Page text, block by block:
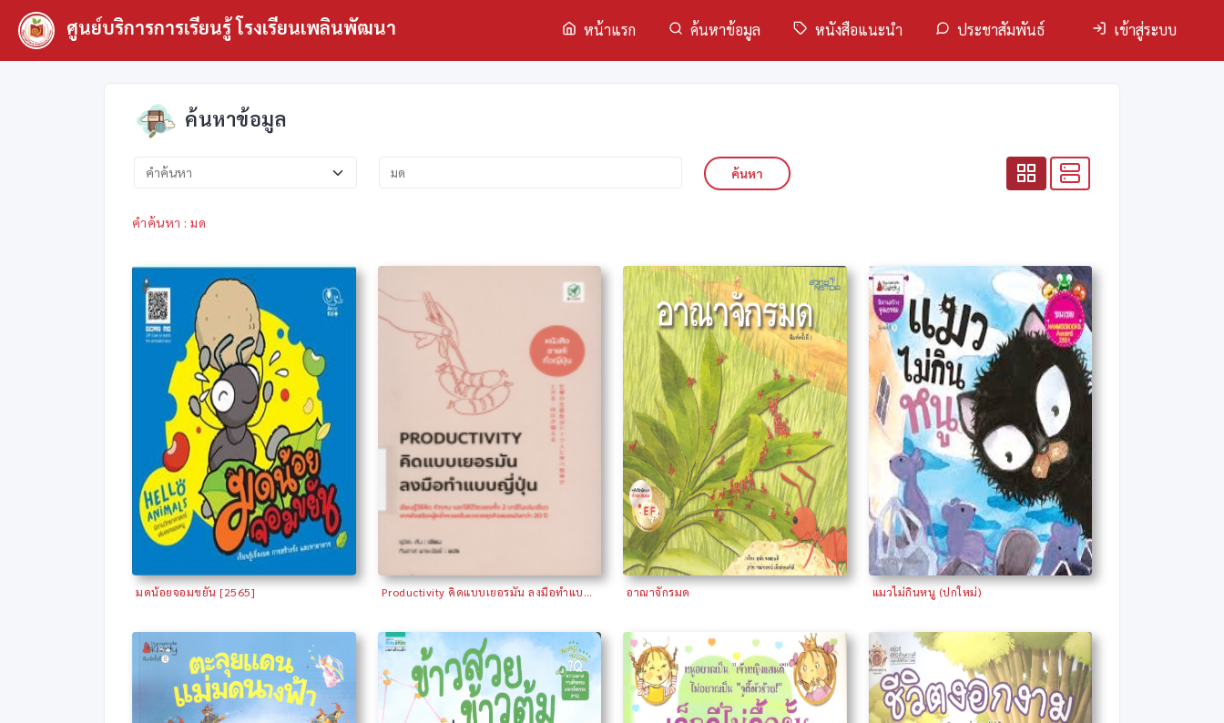
ศูนย์บริการการเรียนรู้ โรงเรียนเพลินพัฒนา หน้าแรก ค้นหาข้อมูล หนังสือแนะนำ ประชาสัมพันธ์ เข้าสู่ระบบ
ค้นหาข้อมูล
ค้นหา
คำค้นหา : มด
มดน้อยจอมขยัน [2565] Productivity คิดแบบเยอรมัน ลงมือทำแบบญี่ปุ่น อาณาจักรมด แมวไม่กินหนู (ปกใหม่)